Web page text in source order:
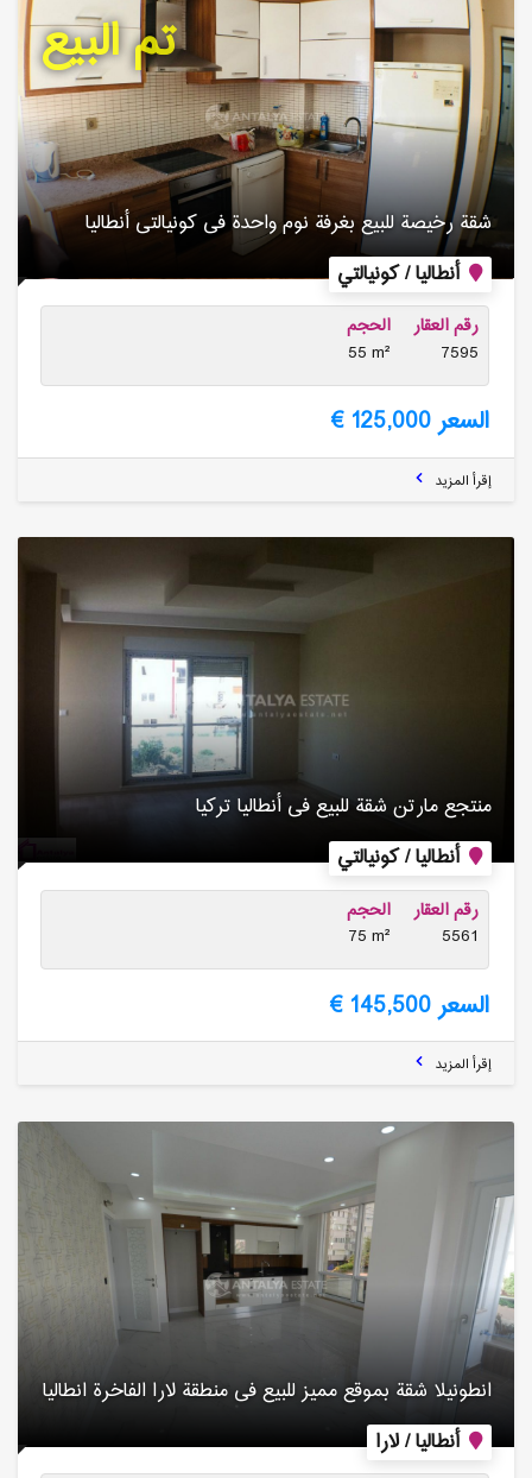
أنطاليا / كونيالتي
شقة رخیصة للبیع بغرفة نوم واحدة فی كونیالتی أنطالیا
رقم العقار
7595
الحجم
55 m²
السعر 125,000 €
تم البيع
إقرأ المزيد
أنطاليا / كونيالتي
منتجع مارتن شقة للبیع فی أنطالیا تركیا
رقم العقار
5561
الحجم
75 m²
السعر 145,500 €
إقرأ المزيد
أنطاليا / لارا
انطونیلا شقة بموقع ممیز للبیع فی منطقة لارا الفاخرة انطالیا